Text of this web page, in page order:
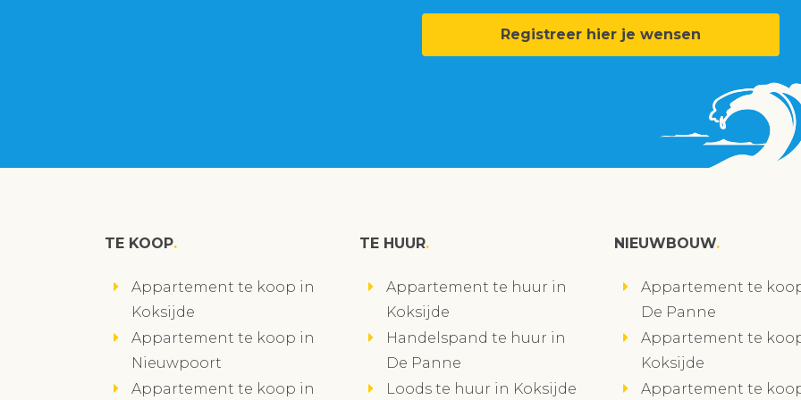
Registreer hier je wensen
TE KOOP
Appartement te koop in
Koksijde
Appartement te koop in
Nieuwpoort
Appartement te koop in
TE HUUR
Appartement te huur in
Koksijde
Handelspand te huur in
De Panne
Loods te huur in Koksijde
NIEUWBOUW
Appartement te
De Panne
Appartement te
Koksijde
Appartement te